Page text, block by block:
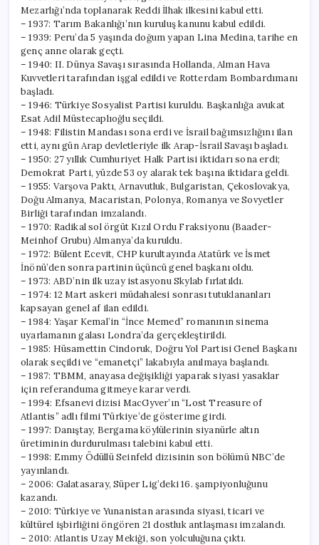
Mezarlığı’nda toplanarak Reddi İlhak ilkesini kabul etti.
– 1937: Tarım Bakanlığı’nın kuruluş kanunu kabul edildi.
– 1939: Peru’da 5 yaşında doğum yapan Lina Medina, tarihe en
genç anne olarak geçti.
– 1940: II. Dünya Savaşı sırasında Hollanda, Alman Hava
Kuvvetleri tarafından işgal edildi ve Rotterdam Bombardımanı
başladı.
– 1946: Türkiye Sosyalist Partisi kuruldu. Başkanlığa avukat
Esat Adil Müstecaplıoğlu seçildi.
– 1948: Filistin Mandası sona erdi ve İsrail bağımsızlığını ilan
etti, aynı gün Arap devletleriyle ilk Arap-İsrail Savaşı başladı.
– 1950: 27 yıllık Cumhuriyet Halk Partisi iktidarı sona erdi;
Demokrat Parti, yüzde 53 oy alarak tek başına iktidara geldi.
– 1955: Varşova Paktı, Arnavutluk, Bulgaristan, Çekoslovakya,
Doğu Almanya, Macaristan, Polonya, Romanya ve Sovyetler
Birliği tarafından imzalandı.
– 1970: Radikal sol örgüt Kızıl Ordu Fraksiyonu (Baader-
Meinhof Grubu) Almanya’da kuruldu.
– 1972: Bülent Ecevit, CHP kurultayında Atatürk ve İsmet
İnönü’den sonra partinin üçüncü genel başkanı oldu.
– 1973: ABD’nin ilk uzay istasyonu Skylab fırlatıldı.
– 1974: 12 Mart askeri müdahalesi sonrası tutuklananları
kapsayan genel af ilan edildi.
– 1984: Yaşar Kemal’in “İnce Memed” romanının sinema
uyarlamanın galası Londra’da gerçekleştirildi.
– 1985: Hüsamettin Cindoruk, Doğru Yol Partisi Genel Başkanı
olarak seçildi ve “emanetçi” lakabıyla anılmaya başlandı.
– 1987: TBMM, anayasa değişikliği yaparak siyasi yasaklar
için referanduma gitmeye karar verdi.
– 1994: Efsanevi dizisi MacGyver’ın “Lost Treasure of
Atlantis” adlı filmi Türkiye’de gösterime girdi.
– 1997: Danıştay, Bergama köylülerinin siyanürle altın
üretiminin durdurulması talebini kabul etti.
– 1998: Emmy Ödüllü Seinfeld dizisinin son bölümü NBC’de
yayınlandı.
– 2006: Galatasaray, Süper Lig’deki 16. şampiyonluğunu
kazandı.
– 2010: Türkiye ve Yunanistan arasında siyasi, ticari ve
kültürel işbirliğini öngören 21 dostluk antlaşması imzalandı.
– 2010: Atlantis Uzay Mekiği, son yolculuğuna çıktı.